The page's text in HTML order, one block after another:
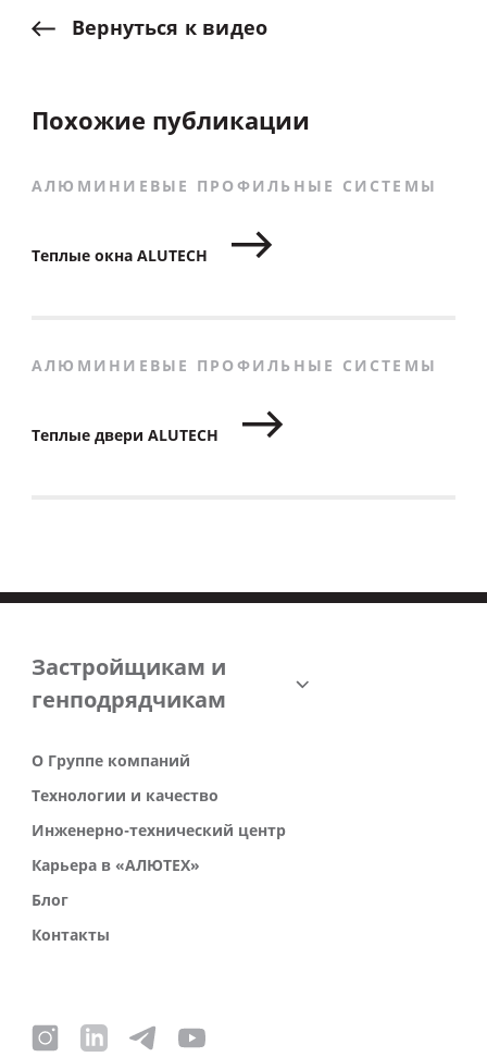
Вернуться к видео
Похожие публикации
АЛЮМИНИЕВЫЕ ПРОФИЛЬНЫЕ СИСТЕМЫ
Теплые окна ALUTECH
АЛЮМИНИЕВЫЕ ПРОФИЛЬНЫЕ СИСТЕМЫ
Теплые двери ALUTECH
Застройщикам и
генподрядчикам
О Группе компаний
Технологии и качество
Инженерно-технический центр
Карьера в «АЛЮТЕХ»
Блог
Контакты